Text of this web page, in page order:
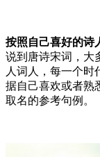
按照自己喜好的诗
说到唐诗宋词，大
人词人，每一个时
据自己喜欢或者熟
取名的参考句例。